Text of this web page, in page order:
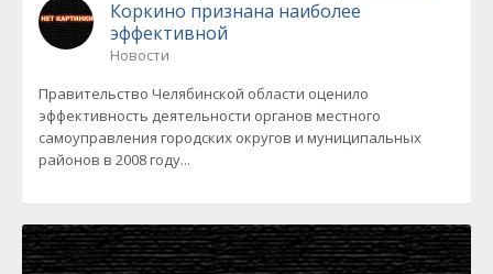
Коркино признана наиболее
эффективной
Новости
Правительство Челябинской области оценило
эффективность деятельности органов местного
самоуправления городских округов и муниципальных
районов в 2008 году...